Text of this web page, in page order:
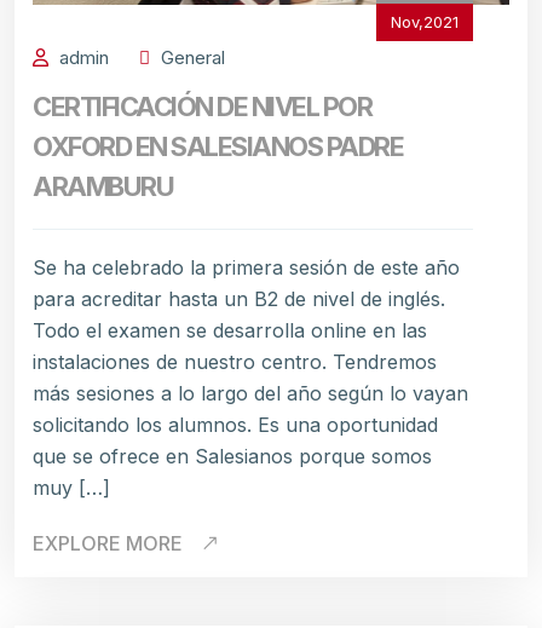
Nov,2021
admin General
CERTIFICACIÓN DE NIVEL POR
OXFORD EN SALESIANOS PADRE
ARAMBURU
Se ha celebrado la primera sesión de este año
para acreditar hasta un B2 de nivel de inglés.
Todo el examen se desarrolla online en las
instalaciones de nuestro centro. Tendremos
más sesiones a lo largo del año según lo vayan
solicitando los alumnos. Es una oportunidad
que se ofrece en Salesianos porque somos
muy […]
EXPLORE MORE